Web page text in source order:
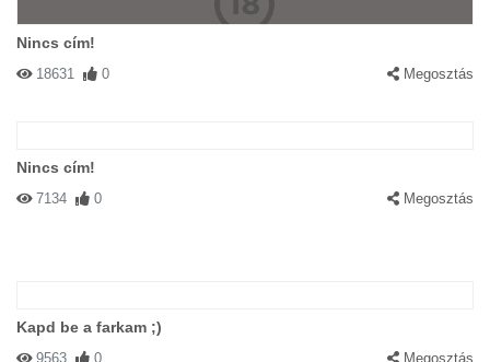
Nincs cím!
18631 0 Megosztás
Nincs cím!
7134 0 Megosztás
Kapd be a farkam ;)
9563 0 Megosztás